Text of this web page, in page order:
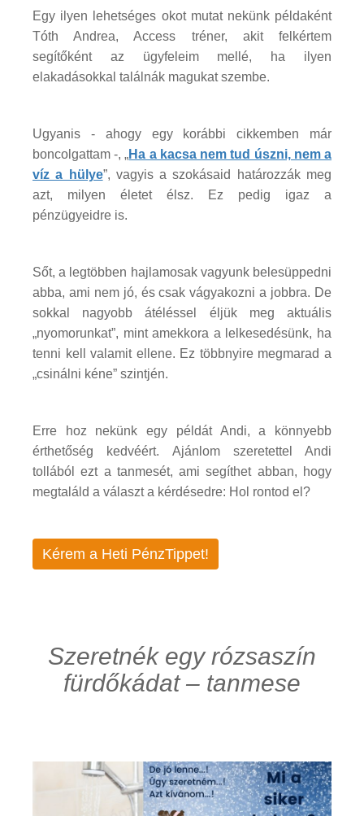
Egy ilyen lehetséges okot mutat nekünk példaként
Tóth Andrea, Access tréner, akit felkértem
segítőként az ügyfeleim mellé, ha ilyen
elakadásokkal találnák magukat szembe.
Ugyanis - ahogy egy korábbi cikkemben már
boncolgattam -, „Ha a kacsa nem tud úszni, nem a
víz a hülye”, vagyis a szokásaid határozzák meg
azt, milyen életet élsz. Ez pedig igaz a
pénzügyeidre is.
Sőt, a legtöbben hajlamosak vagyunk belesüppedni
abba, ami nem jó, és csak vágyakozni a jobbra. De
sokkal nagyobb átéléssel éljük meg aktuális
„nyomorunkat”, mint amekkora a lelkesedésünk, ha
tenni kell valamit ellene. Ez többnyire megmarad a
„csinálni kéne” szintjén.
Erre hoz nekünk egy példát Andi, a könnyebb
érthetőség kedvéért. Ajánlom szeretettel Andi
tollából ezt a tanmesét, ami segíthet abban, hogy
megtaláld a választ a kérdésedre: Hol rontod el?
Kérem a Heti PénzTippet!
Szeretnék egy rózsaszín
fürdőkádat – tanmese